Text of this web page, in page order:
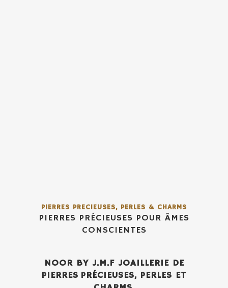
PIERRES PRECIEUSES, PERLES & CHARMS
PIERRES PRÉCIEUSES POUR ÂMES
CONSCIENTES
NOOR BYJ.M.F JOAILLERIE DE
PIERRES PRÉCIEUSES, PERLES ET